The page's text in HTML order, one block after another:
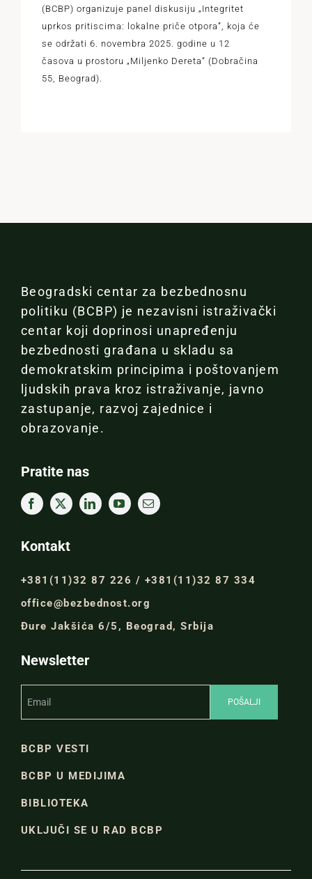
(BCBP) organizuje panel diskusiju „Integritet
uprkos pritiscima: lokalne priče otpora”, koja će
se održati 6. novembra 2025. godine u 12
časova u prostoru „Miljenko Dereta“ (Dobračina
55, Beograd).
Beogradski centar za bezbednosnu
politiku (BCBP) je nezavisni istraživački
centar koji doprinosi unapređenju
bezbednosti građana u skladu sa
demokratskim principima i poštovanjem
ljudskih prava kroz istraživanje, javno
zastupanje, razvoj zajednice i
obrazovanje.
Pratite nas
Kontakt
+381(11)32 87 226 / +381(11)32 87 334
office@bezbednost.org
Đure Jakšića 6/5, Beograd, Srbija
Newsletter
BCBP VESTI
BCBP U MEDIJIMA
BIBLIOTEKA
UKLJUČI SE U RAD BCBP